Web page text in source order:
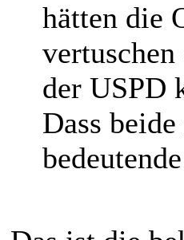
hätten die
der USPD
Dass